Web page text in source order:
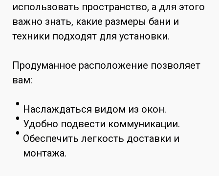
использовать пространство, а для этого
важно знать, какие размеры бани и
техники подходят для установки.
Продуманное расположение позволяет
вам:
Наслаждаться видом из окон.
Удобно подвести коммуникации.
Обеспечить легкость доставки и
монтажа.